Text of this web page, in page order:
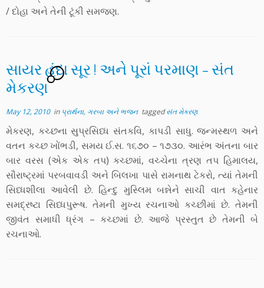
/ દોહા અને તેની ટૂંકી સમજણ.
સાયર હુંદા સૂર ! અને પૂરાં પરમાણ – સંત
મેકરણ
1
May 12, 2010in પ્રાર્થના, ગરબા અને ભજન taggedસંત મેકરણ
મેકરણ, કચ્છના સુપ્રસિધ્ધ સંતકવિ, કાપડી સાધુ. જન્મસ્થળ અને
વતન કચ્છ ખોંભડી, સમય ઈ.સ. ૧૬૭૦ – ૧૭૩૦. આરંભ અંતના બાર
બાર વરસ (એક એક તપ) કચ્છમાં, વચ્ચેના ત્રણ તપ હિમાલય,
સૌરાષ્ટ્રમાં પરબવાવડી અને બિલખા પાસે રામનાથ ટેકરો, ત્યાં તેમની
સિધ્ધશીલા આવેલી છે. હિન્દુ મુસ્લિમ બન્નેને સાચી વાત કહેનાર
સમદ્રષ્ટા સિધ્ધપુરૂષ. તેમની મુખ્ય રચનાઓ કચ્છીમાં છે. તેમની
જીવંત સમાધી ધ્રંગ – કચ્છમાં છે. આજે પ્રસ્તુત છે તેમની બે
રચનાઓ.